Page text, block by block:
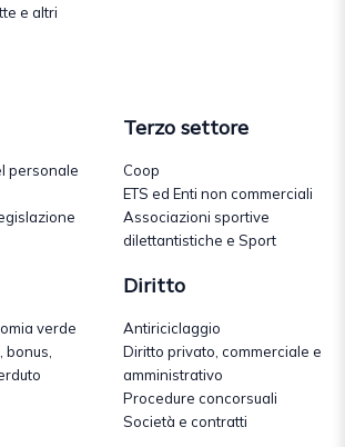
e altri
personale
Terzo settore
Coop
ETS ed Enti non commerciali
Associazioni sportive
dilettantistiche e Sport
verde
bonus,
Diritto
Antiriciclaggio
Diritto privato, commerciale e
amministrativo
Procedure concorsuali
Società e contratti